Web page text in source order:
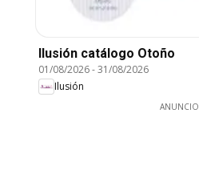
Ilusión catálogo Otoño
01/08/2026-31/08/2026
Ilusión
ANUNCIO